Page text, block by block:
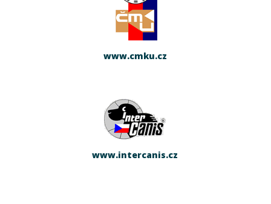
www.cmku.cz
www.intercanis.cz